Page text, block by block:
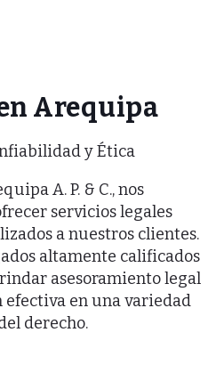
Arequipa
y Ética
A. P. & C., nos
servicios legales
a nuestros clientes.
altamente calificados
asesoramiento legal
en una variedad
derecho.